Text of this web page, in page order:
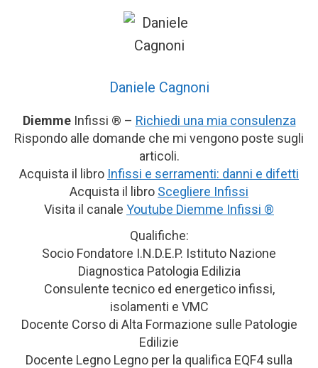
Daniele Cagnoni
Diemme Infissi ® – Richiedi una mia consulenza
Rispondo alle domande che mi vengono poste sugli
articoli.
Acquista il libro Infissi e serramenti: danni e difetti
Acquista il libro Scegliere Infissi
Visita il canale Youtube Diemme Infissi ®
Qualifiche:
Socio Fondatore I.N.D.E.P. Istituto Nazione
Diagnostica Patologia Edilizia
Consulente tecnico ed energetico infissi,
isolamenti e VMC
Docente Corso di Alta Formazione sulle Patologie
Edilizie
Docente Legno Legno per la qualifica EQF4 sulla